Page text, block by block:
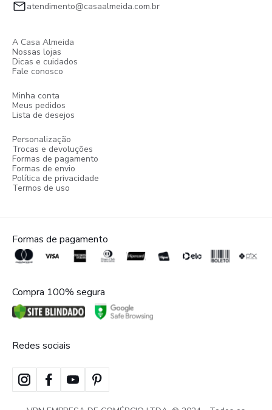
atendimento@casaalmeida.com.br
A Casa Almeida
Nossas lojas
Dicas e cuidados
Fale conosco
Minha conta
Meus pedidos
Lista de desejos
Personalização
Trocas e devoluções
Formas de pagamento
Formas de envio
Política de privacidade
Termos de uso
Formas de pagamento
Compra 100% segura
Redes sociais